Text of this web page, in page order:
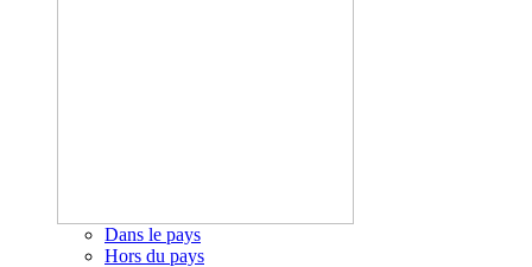
Dans le pays
Hors du pays